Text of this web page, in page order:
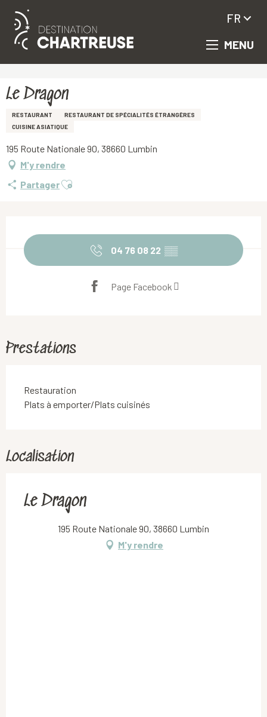
Aller
principal
MENU
FR
Le Dragon
RESTAURANT
RESTAURANT DE SPÉCIALITÉS ÉTRANGÈRES
CUISINE ASIATIQUE
195 Route Nationale 90, 38660 Lumbin
M'y rendre
PartagerAjouter aux favoris
04 76 08 22 ▒▒
Page Facebook
Prestations
Restauration
Plats à emporter/Plats cuisinés
Localisation
Le Dragon
195 Route Nationale 90, 38660 Lumbin
M'y rendre